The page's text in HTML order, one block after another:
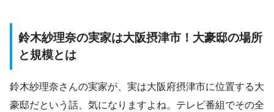
鈴木紗理奈の実家は大阪摂津市！大豪邸の場所
と規模とは
鈴木紗理奈さんの実家が、実は大阪府摂津市に位置する大
豪邸だという話、気になりますよね。テレビ番組でその全